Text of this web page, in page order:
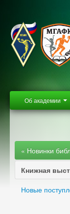
Об академии
« Новинки
Книжная
Новые